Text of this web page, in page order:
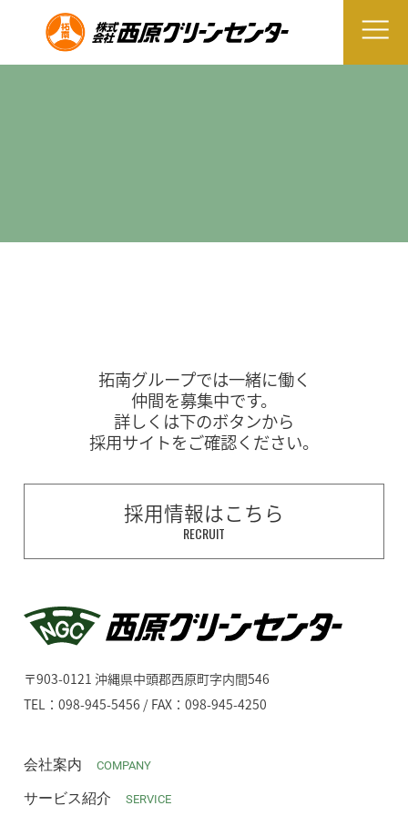
拓南グループでは一緒に働く
仲間を募集中です。
詳しくは下のボタンから
採用サイトをご確認ください。
採用情報はこちら
RECRUIT
〒903-0121 沖縄県中頭郡西原町字内間546
TEL：098-945-5456 / FAX：098-945-4250
会社案内 COMPANY
サービス紹介 SERVICE